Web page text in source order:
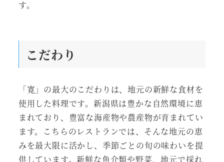
す。
こだわり
「寛」の最大のこだわりは、地元の新鮮な食材を
使用した料理です。新潟県は豊かな自然環境に恵
まれており、豊富な海産物や農産物が育まれてい
ます。こちらのレストランでは、そんな地元の恵
みを最大限に活かし、季節ごとの旬の味わいを提
供しています。新鮮な魚介類や野菜、地元で採れ